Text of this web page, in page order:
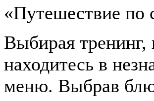
«Путешествие по
Выбирая тренинг,
находитесь в
меню. Выбрав